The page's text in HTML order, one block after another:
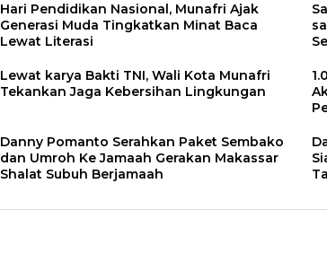
Hari Pendidikan Nasional, Munafri Ajak
Generasi Muda Tingkatkan Minat Baca
Lewat Literasi
Lewat karya Bakti TNI, Wali Kota Munafri
Tekankan Jaga Kebersihan Lingkungan
Danny Pomanto Serahkan Paket Sembako
dan Umroh Ke Jamaah Gerakan Makassar
Shalat Subuh Berjamaah